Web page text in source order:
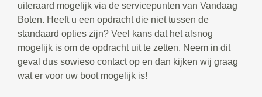
uiteraard mogelijk via de servicepunten van Vandaag
Boten. Heeft u een opdracht die niet tussen de
standaard opties zijn? Veel kans dat het alsnog
mogelijk is om de opdracht uit te zetten. Neem in dit
geval dus sowieso contact op en dan kijken wij graag
wat er voor uw boot mogelijk is!